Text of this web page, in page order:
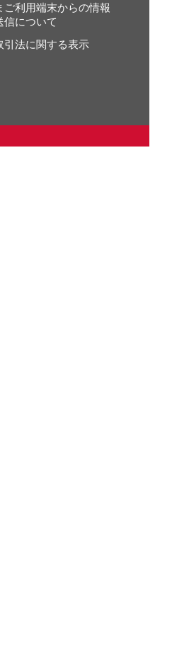
ご利用端末からの情報
信について
引法に関する表示